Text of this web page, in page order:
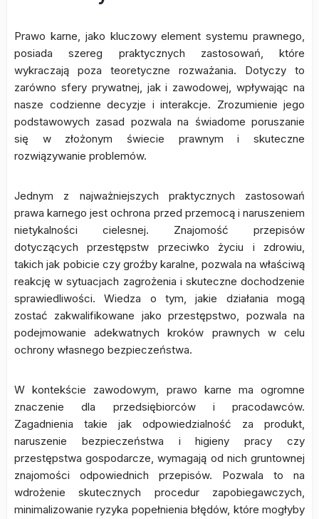
Prawo karne, jako kluczowy element systemu prawnego,
posiada szereg praktycznych zastosowań, które
wykraczają poza teoretyczne rozważania. Dotyczy to
zarówno sfery prywatnej, jak i zawodowej, wpływając na
nasze codzienne decyzje i interakcje. Zrozumienie jego
podstawowych zasad pozwala na świadome poruszanie
się w złożonym świecie prawnym i skuteczne
rozwiązywanie problemów.
Jednym z najważniejszych praktycznych zastosowań
prawa karnego jest ochrona przed przemocą i naruszeniem
nietykalności cielesnej. Znajomość przepisów
dotyczących przestępstw przeciwko życiu i zdrowiu,
takich jak pobicie czy groźby karalne, pozwala na właściwą
reakcję w sytuacjach zagrożenia i skuteczne dochodzenie
sprawiedliwości. Wiedza o tym, jakie działania mogą
zostać zakwalifikowane jako przestępstwo, pozwala na
podejmowanie adekwatnych kroków prawnych w celu
ochrony własnego bezpieczeństwa.
W kontekście zawodowym, prawo karne ma ogromne
znaczenie dla przedsiębiorców i pracodawców.
Zagadnienia takie jak odpowiedzialność za produkt,
naruszenie bezpieczeństwa i higieny pracy czy
przestępstwa gospodarcze, wymagają od nich gruntownej
znajomości odpowiednich przepisów. Pozwala to na
wdrożenie skutecznych procedur zapobiegawczych,
minimalizowanie ryzyka popełnienia błędów, które mogłyby